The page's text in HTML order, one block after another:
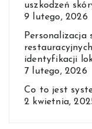
uszkodzeń
9 lutego, 2026
Personalizacja
identyfikacji
7 lutego, 2026
Co to jest
2 kwietnia,